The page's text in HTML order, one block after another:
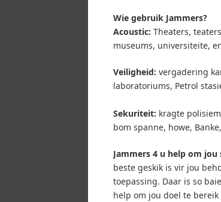
Wie gebruik Jammers?
Acoustic: Theaters,
museums, universiteite,
Veiligheid: vergadering
laboratoriums, Petrol
Sekuriteit: kragte
bom spanne, howe,
Jammers 4 u help om
beste geskik is vir jou
toepassing. Daar is so
help om jou doel te